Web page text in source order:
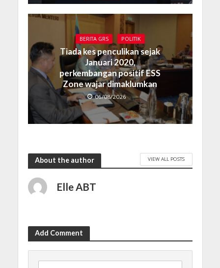
BERITA GRS POLITIK
Tiada kes penculikan sejak
Januari 2020,
perkembangan positif ESS
Zone wajar dimaklumkan
06/08/2026
About the author VIEW ALL POSTS
Elle ABT
Add Comment